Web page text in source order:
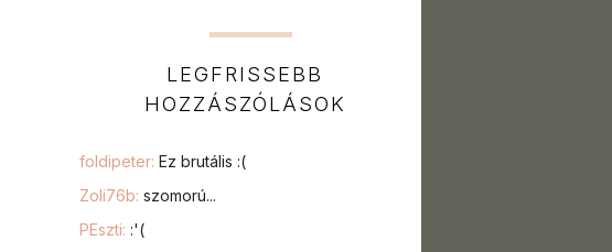
LEGFRISSEBB
HOZZÁSZÓLÁSOK
foldipeter: Ez brutális :(
Zoli76b: szomorú...
PEszti: :'(